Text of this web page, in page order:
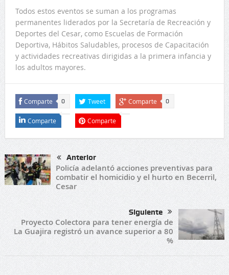
Todos estos eventos se suman a los programas
permanentes liderados por la Secretaría de Recreación y
Deportes del Cesar, como Escuelas de Formación
Deportiva, Hábitos Saludables, procesos de Capacitación
y actividades recreativas dirigidas a la primera infancia y
los adultos mayores.
Comparte 0 Tweet Comparte 0
Comparte Comparte
Anterior
Policía adelantó acciones preventivas para
combatir el homicidio y el hurto en Becerril,
Cesar
Siguiente
Proyecto Colectora para tener energía de
La Guajira registró un avance superior a 80
%